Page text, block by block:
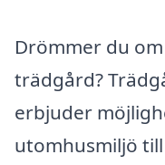
Drömmer du
trädgård?
erbjuder
utomhusmiljö